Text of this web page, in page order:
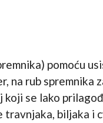
pomoću
na rub spremnika
koji se lako
travnjaka, biljaka i